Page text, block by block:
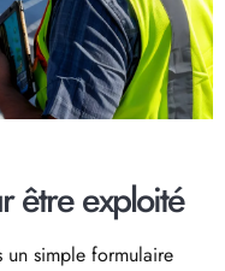
être exploité
un simple formulaire